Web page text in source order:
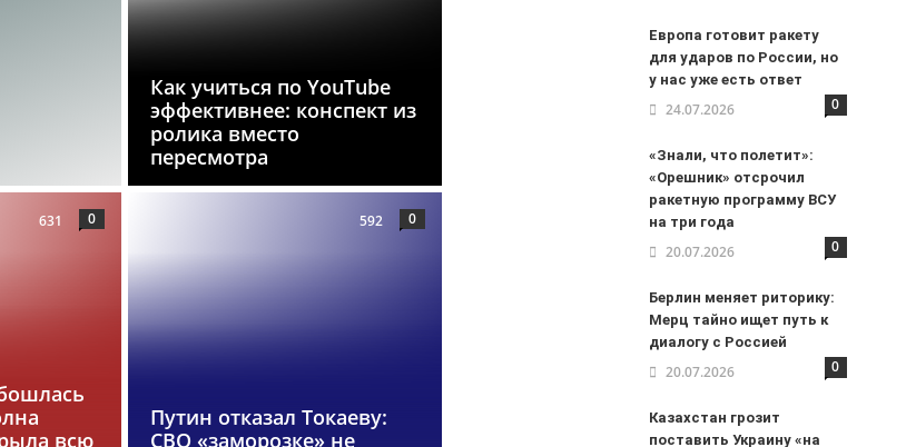
Как учиться по YouTube
эффективнее: конспект из
ролика вместо
пересмотра
всю
631 0
Путин отказал Токаеву:
СВО «заморозке» не
592 0
Европа готовит ракету
для ударов по России, но
у нас уже есть ответ
24.07.2026 0
«Знали, что полетит»:
«Орешник» отсрочил
ракетную программу ВСУ
на три года
20.07.2026 0
Берлин меняет риторику:
Мерц тайно ищет путь к
диалогу с Россией
20.07.2026 0
Казахстан грозит
поставить Украину «на